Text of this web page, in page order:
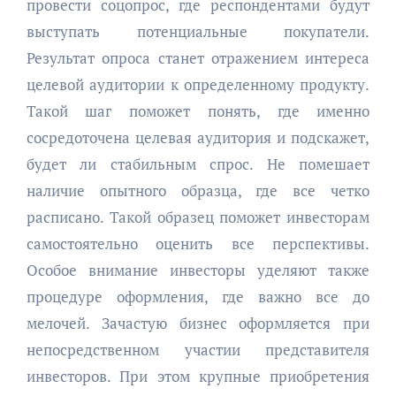
провести соцопрос, где респондентами будут
выступать потенциальные покупатели.
Результат опроса станет отражением интереса
целевой аудитории к определенному продукту.
Такой шаг поможет понять, где именно
сосредоточена целевая аудитория и подскажет,
будет ли стабильным спрос. Не помешает
наличие опытного образца, где все четко
расписано. Такой образец поможет инвесторам
самостоятельно оценить все перспективы.
Особое внимание инвесторы уделяют также
процедуре оформления, где важно все до
мелочей. Зачастую бизнес оформляется при
непосредственном участии представителя
инвесторов. При этом крупные приобретения